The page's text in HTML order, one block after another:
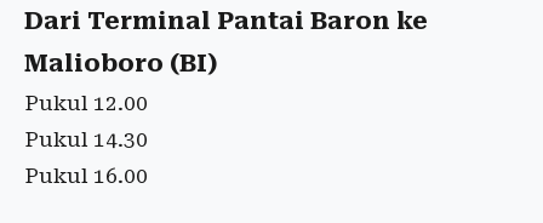
Dari Terminal Pantai Baron ke
Malioboro (BI)
Pukul 12.00
Pukul 14.30
Pukul 16.00